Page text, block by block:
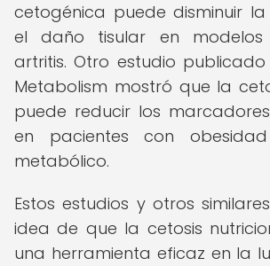
cetogénica puede disminuir
el daño tisular en modelos
artritis. Otro estudio
Metabolism mostró que la
puede reducir los
en pacientes con
metabólico.
Estos estudios y otros
idea de que la cetosis
una herramienta eficaz en la